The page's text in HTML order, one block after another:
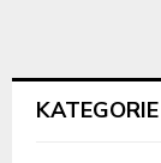
KATEGORIE